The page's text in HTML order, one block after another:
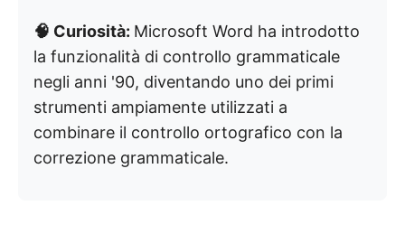
🧠 Curiosità: Microsoft Word ha introdotto
la funzionalità di controllo grammaticale
negli anni '90, diventando uno dei primi
strumenti ampiamente utilizzati a
combinare il controllo ortografico con la
correzione grammaticale.